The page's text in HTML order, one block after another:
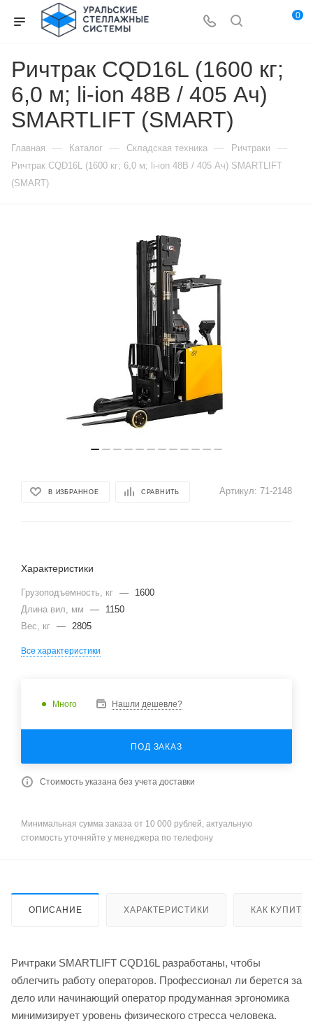
0
Ричтрак CQD16L (1600 кг;
6,0 м; li-ion 48В / 405 Ач)
SMARTLIFT (SMART)
Главная — Каталог — Складская техника — Ричтраки —
Ричтрак CQD16L (1600 кг; 6,0 м; li-ion 48В / 405 Ач) SMARTLIFT
(SMART)
В ИЗБРАННОЕ СРАВНИТЬ Артикул: 71-2148
Характеристики
Грузоподъемность, кг —
1600
Длина вил, мм
—
1150
Вес, кг — 2805
Все характеристики
Много Нашли дешевле?
ПОД ЗАКАЗ
Стоимость указана без учета доставки
Минимальная сумма заказа от 10 000 рублей, актуальную
стоимость уточняйте у менеджера по телефону
ОПИСАНИЕ ХАРАКТЕРИСТИКИ КАК КУПИТЬ
Ричтраки SMARTLIFT CQD16L разработаны, чтобы
облегчить работу операторов. Профессионал ли берется за
дело или начинающий оператор продуманная эргономика
минимизирует уровень физического стресса человека.